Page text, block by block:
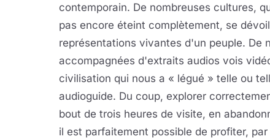
contemporain. De nombreuses cultures,
pas encore éteint complètement, se
représentations vivantes d'un peuple. De
accompagnées d'extraits audios vois
civilisation qui nous a « légué » telle ou
audioguide. Du coup, explorer
bout de trois heures de visite, en
il est parfaitement possible de profiter,